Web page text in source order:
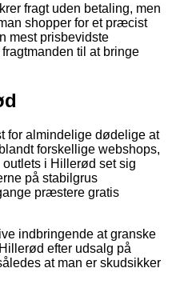
fragt uden betaling, men
shopper for et præcist
mest prisbevidste
til at bringe
for almindelige dødelige at
forskellige webshops,
i Hillerød set sig
på stabilgrus
præstere gratis
indbringende at granske
efter udsalg på
at man er skudsikker